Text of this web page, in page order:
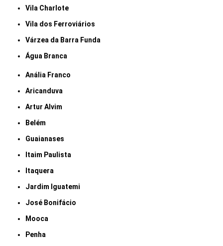
Vila Charlote
Vila dos Ferroviários
Várzea da Barra Funda
Água Branca
Anália Franco
Aricanduva
Artur Alvim
Belém
Guaianases
Itaim Paulista
Itaquera
Jardim Iguatemi
José Bonifácio
Mooca
Penha